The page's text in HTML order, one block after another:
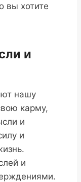
вы хотите
и
нашу
карму,
и
и
и